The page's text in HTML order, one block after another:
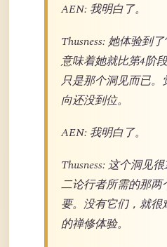
AEN: 我明白了。
Thusness: 她体验到
意味着她就比第4阶
只是那个洞见而已。
向还没到位。
AEN: 我明白了。
Thusness: 这个洞见
二论行者所需的那两
要。没有它们，就
的禅修体验。